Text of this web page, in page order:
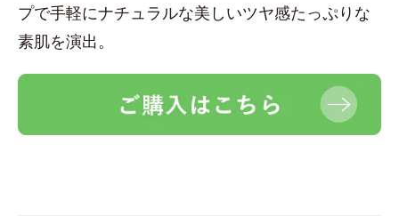
プで手軽にナチュラルな美しいツヤ感たっぷりな
素肌を演出。